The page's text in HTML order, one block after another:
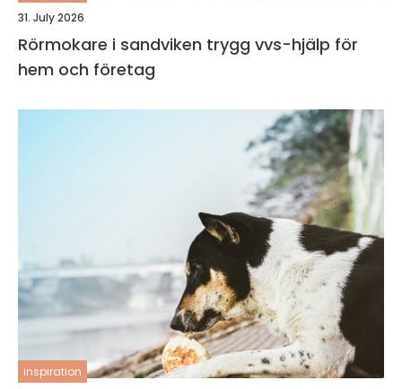
31. July 2026
Rörmokare i sandviken trygg vvs-hjälp för
hem och företag
inspiration